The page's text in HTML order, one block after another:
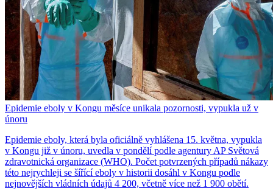
Epidemie eboly v Kongu měsíce unikala pozornosti, vypukla už v
únoru
Epidemie eboly, která byla oficiálně vyhlášena 15. května, vypukla
v Kongu již v únoru, uvedla v pondělí podle agentury AP Světová
zdravotnická organizace (WHO). Počet potvrzených případů nákazy
této nejrychleji se šířící eboly v historii dosáhl v Kongu podle
nejnovějších vládních údajů 4 200, včetně více než 1 900 obětí.